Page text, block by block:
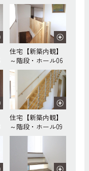
住宅【新築内観】
～階段・ホール06
住宅【新築内観】
～階段・ホール09